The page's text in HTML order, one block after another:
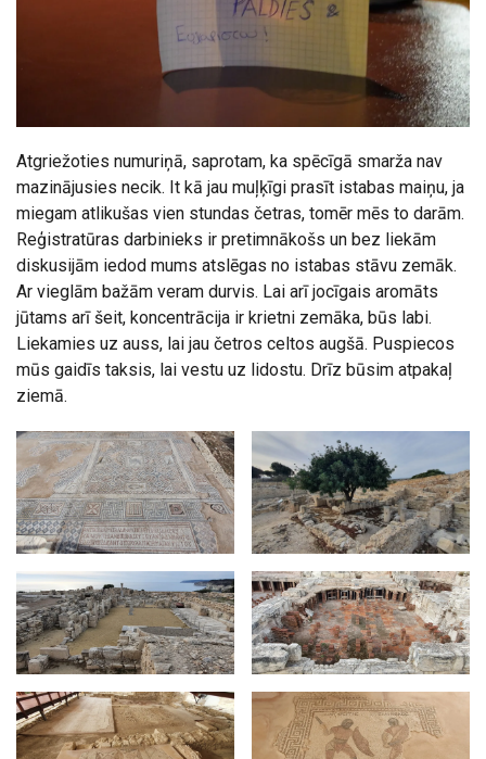
Atgriežoties numuriņā, saprotam, ka spēcīgā smarža nav
mazinājusies necik. It kā jau muļķīgi prasīt istabas maiņu, ja
miegam atlikušas vien stundas četras, tomēr mēs to darām.
Reģistratūras darbinieks ir pretimnākošs un bez liekām
diskusijām iedod mums atslēgas no istabas stāvu zemāk.
Ar vieglām bažām veram durvis. Lai arī jocīgais aromāts
jūtams arī šeit, koncentrācija ir krietni zemāka, būs labi.
Liekamies uz auss, lai jau četros celtos augšā. Puspiecos
mūs gaidīs taksis, lai vestu uz lidostu. Drīz būsim atpakaļ
ziemā.